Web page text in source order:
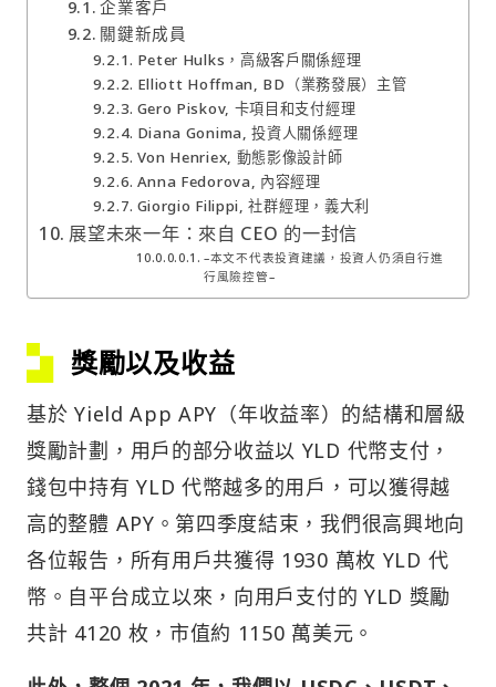
企業客戶
關鍵新成員
Peter Hulks，高級客戶關係經理
Elliott Hoffman, BD（業務發展）主管
Gero Piskov, 卡項目和支付經理
Diana Gonima, 投資人關係經理
Von Henriex, 動態影像設計師
Anna Fedorova, 內容經理
Giorgio Filippi, 社群經理，義大利
展望未來一年：來自 CEO 的一封信
–本文不代表投資建議，投資人仍須自行進
行風險控管–
獎勵以及收益
基於 Yield App APY（年收益率）的結構和層級
獎勵計劃，用戶的部分收益以 YLD 代幣支付，
錢包中持有 YLD 代幣越多的用戶，可以獲得越
高的整體 APY。第四季度結束，我們很高興地向
各位報告，所有用戶共獲得 1930 萬枚 YLD 代
幣。自平台成立以來，向用戶支付的 YLD 獎勵
共計 4120 枚，市值約 1150 萬美元。